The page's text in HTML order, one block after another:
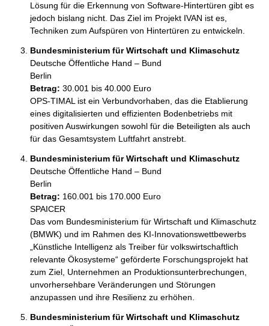
Lösung für die Erkennung von Software-Hintertüren gibt es
jedoch bislang nicht. Das Ziel im Projekt IVAN ist es,
Techniken zum Aufspüren von Hintertüren zu entwickeln.
Bundesministerium für Wirtschaft und Klimaschutz
Deutsche Öffentliche Hand – Bund
Berlin
Betrag: 30.001 bis 40.000 Euro
OPS-TIMAL ist ein Verbundvorhaben, das die Etablierung
eines digitalisierten und effizienten Bodenbetriebs mit
positiven Auswirkungen sowohl für die Beteiligten als auch
für das Gesamtsystem Luftfahrt anstrebt.
Bundesministerium für Wirtschaft und Klimaschutz
Deutsche Öffentliche Hand – Bund
Berlin
Betrag: 160.001 bis 170.000 Euro
SPAICER
Das vom Bundesministerium für Wirtschaft und Klimaschutz
(BMWK) und im Rahmen des KI-Innovationswettbewerbs
„Künstliche Intelligenz als Treiber für volkswirtschaftlich
relevante Ökosysteme“ geförderte Forschungsprojekt hat
zum Ziel, Unternehmen an Produktionsunterbrechungen,
unvorhersehbare Veränderungen und Störungen
anzupassen und ihre Resilienz zu erhöhen.
Bundesministerium für Wirtschaft und Klimaschutz